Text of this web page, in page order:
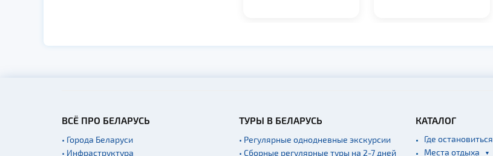
ВСЁ ПРО БЕЛАРУСЬ
• Города Беларуси
• Инфраструктура
ТУРЫ В БЕЛАРУСЬ
• Регулярные однодневные экскурсии
• Сборные регулярные туры на 2-7 дней
КАТАЛОГ
Где остановиться
Места отдыха